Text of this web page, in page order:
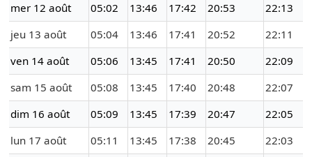
mer 12 août
05:02 13:46 17:42 20:53
22:13
jeu 13 août
05:04 13:46 17:41 20:52
22:11
ven 14 août
05:06 13:45 17:41 20:50
22:09
sam 15 août
05:08 13:45 17:40 20:48
22:07
dim 16 août
05:09 13:45 17:39 20:47
22:05
lun 17 août
05:11 13:45 17:38 20:45
22:03